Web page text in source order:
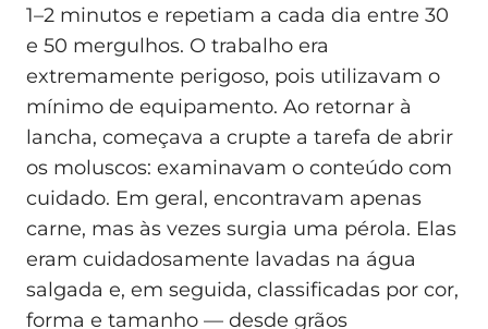
1–2 minutos e repetiam a cada dia entre 30
e 50 mergulhos. O trabalho era
extremamente perigoso, pois utilizavam o
mínimo de equipamento. Ao retornar à
lancha, começava a crupte a tarefa de abrir
os moluscos: examinavam o conteúdo com
cuidado. Em geral, encontravam apenas
carne, mas às vezes surgia uma pérola. Elas
eram cuidadosamente lavadas na água
salgada e, em seguida, classificadas por cor,
forma e tamanho — desde grãos